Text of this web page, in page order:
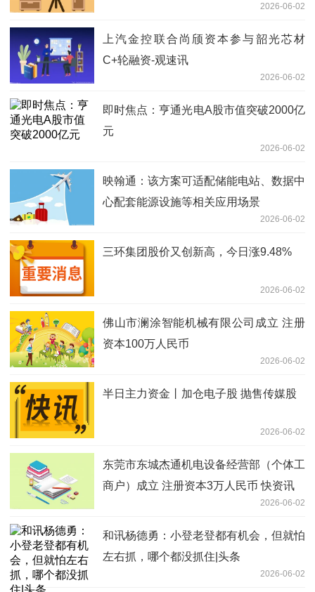
2026-06-02
上汽金控联合尚颀资本参与韶光芯材
C+轮融资-观速讯
2026-06-02
即时焦点：亨通光电A股市值突破2000亿
元
2026-06-02
映翰通：该方案可适配储能电站、数据中
心配套能源设施等相关应用场景
2026-06-02
三环集团股价又创新高，今日涨9.48%
2026-06-02
佛山市澜涂智能机械有限公司成立 注册
资本100万人民币
2026-06-02
半日主力资金丨加仓电子股 抛售传媒股
2026-06-02
东莞市东城杰通机电设备经营部（个体工
商户）成立 注册资本3万人民币 快资讯
2026-06-02
和讯杨德勇：小登老登都有机会，但就怕
左右抓，哪个都没抓住|头条
2026-06-02